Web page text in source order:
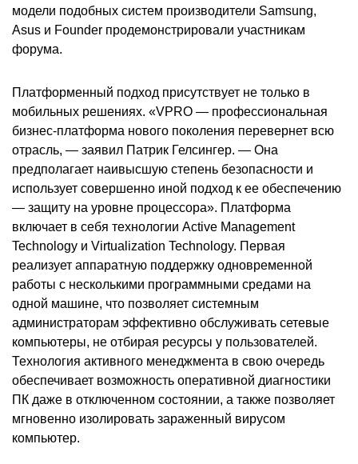
модели подобных систем производители Samsung,
Asus и Founder продемонстрировали участникам
форума.
Платформенный подход присутствует не только в
мобильных решениях. «VPRO — профессиональная
бизнес-платформа нового поколения перевернет всю
отрасль, — заявил Патрик Гелсингер. — Она
предполагает наивысшую степень безопасности и
использует совершенно иной подход к ее обеспечению
— защиту на уровне процессора». Платформа
включает в себя технологии Active Management
Technology и Virtualization Technology. Первая
реализует аппаратную поддержку одновременной
работы с несколькими программными средами на
одной машине, что позволяет системным
администраторам эффективно обслуживать сетевые
компьютеры, не отбирая ресурсы у пользователей.
Технология активного менеджмента в свою очередь
обеспечивает возможность оперативной диагностики
ПК даже в отключенном состоянии, а также позволяет
мгновенно изолировать зараженный вирусом
компьютер.